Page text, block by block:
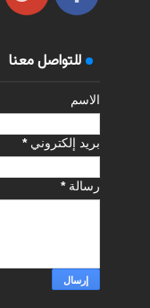
للتواصل معنا
الاسم
بريد إلكتروني*
رسالة*